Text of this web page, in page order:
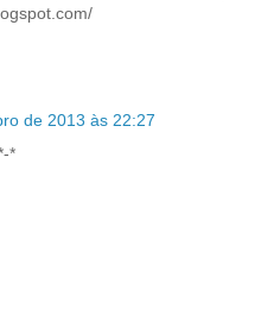
de 2013 às 22:27
*